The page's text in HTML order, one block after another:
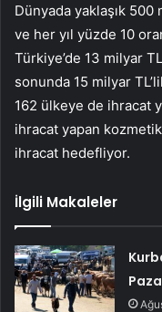
Dünyada yaklaşık
ve her yıl yüzde 10
Türkiye’de 13 milyar
sonunda 15 milyar
162 ülkeye de ihracat
ihracat yapan
ihracat hedefliyor.
İlgili Makaleler